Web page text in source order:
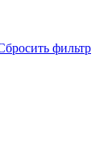
фильтр